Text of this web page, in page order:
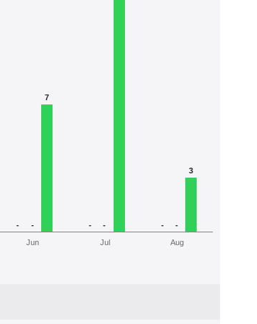
- - -
- - -
7
3
Jun Jul Aug